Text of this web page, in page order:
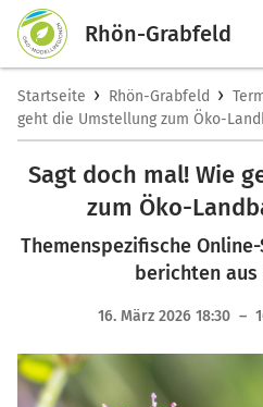
Rhön-Grabfeld
Startseite › Rhön-Grabfeld ›
geht die Umstellung zum Öko-
Sagt doch mal! Wie
zum Öko-
Themenspezifische
berichten aus
16. März 2026 18:30 –